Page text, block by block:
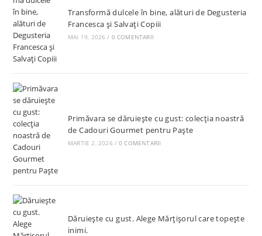
Transformă dulcele în bine, alături de Degusteria
Francesca și Salvați Copiii
MAI 19, 2026 / 0 COMENTARII
Primăvara se dăruiește cu gust: colecția noastră
de Cadouri Gourmet pentru Paște
MARTIE 2, 2026 / 0 COMENTARII
Dăruiește cu gust. Alege Mărțișorul care topește
inimi.